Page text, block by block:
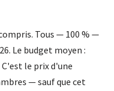
Tous — 100 % —
Le budget moyen :
le prix d'une
— sauf que cet